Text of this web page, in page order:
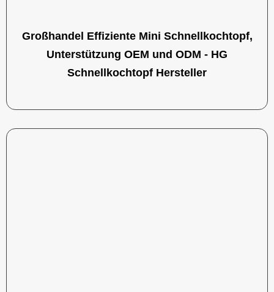
Großhandel Effiziente Mini Schnellkochtopf,
Unterstützung OEM und ODM - HG
Schnellkochtopf Hersteller